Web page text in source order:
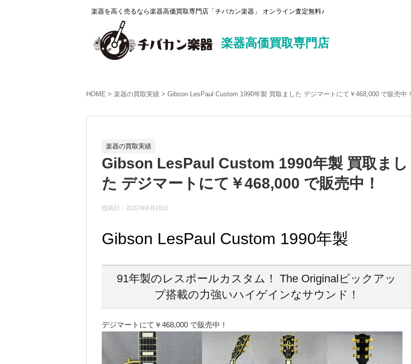
楽器を高く売るなら楽器高価買取専門店「チバカン楽器」 オンライン査定無料♪
楽器高価買取専門店
HOME 楽器の買取実績 Gibson LesPaul Custom 1990年製 買取ました デジマートにて￥468,000 で販売中！
楽器の買取実績
Gibson LesPaul Custom 1990年製 買取まし
た デジマートにて￥468,000 で販売中！
投稿日：2022年8月18日
Gibson LesPaul Custom 1990年製
91年製のレスポールカスタム！ The Originalピックアッ
プ搭載の力強いハイゲインなサウンド！
デジマートにて￥468,000 で販売中！